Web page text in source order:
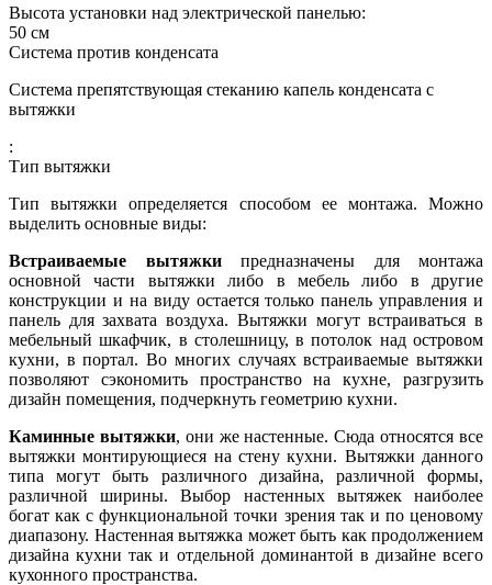
Высота установки над электрической панелью:
50 см
Система против конденсата
Система препятствующая стеканию капель конденсата с
вытяжки
:
Тип вытяжки
Тип вытяжки определяется способом ее монтажа. Можно
выделить основные виды:
Встраиваемые вытяжкипредназначены для монтажа
основной части вытяжки либо в мебель либо в другие
конструкции и на виду остается только панель управления и
панель для захвата воздуха. Вытяжки могут встраиваться в
мебельный шкафчик, в столешницу, в потолок над островом
кухни, в портал. Во многих случаях встраиваемые вытяжки
позволяют сэкономить пространство на кухне, разгрузить
дизайн помещения, подчеркнуть геометрию кухни.
Каминные вытяжки, они же настенные. Сюда относятся все
вытяжки монтирующиеся на стену кухни. Вытяжки данного
типа могут быть различного дизайна, различной формы,
различной ширины. Выбор настенных вытяжек наиболее
богат как с функциональной точки зрения так и по ценовому
диапазону. Настенная вытяжка может быть как продолжением
дизайна кухни так и отдельной доминантой в дизайне всего
кухонного пространства.